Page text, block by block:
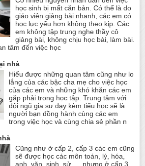
học sinh bị mất căn bản. Có thể là do
giáo viên giảng bài nhanh, các em có
học lực yếu hơn không theo kịp. Các
em không tập trung nghe thầy cô
giảng bài, không chịu học bài, làm bài.
tâm đến việc học
nhà
Hiểu được những quan tâm cũng như lo
lắng của các bậc cha mẹ cho việc học
của các em và những khó khăn các em
gặp phải trong học tập. Trung tâm với
đội ngũ gia sư dạy kèm tiểu học sẽ là
người bạn đồng hành cùng các em
trong việc học và cùng chia sẻ phần n
Cũng như ở cấp 2, cấp 3 các em cũng
sẽ được học các môn toán, lý, hóa,
anh, văn, sinh, sử, ... nhưng ở cấp 3